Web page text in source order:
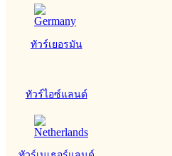
ทัวร์เยอรมัน
ทัวร์ไอซ์แลนด์